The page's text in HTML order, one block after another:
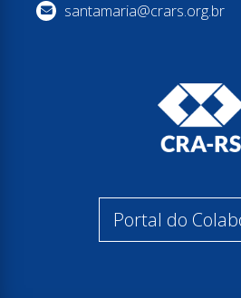
santamaria@crars.org.br
Portal do